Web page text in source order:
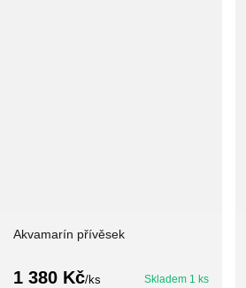
Akvamarín přívěsek
1 380 Kč/ks Skladem 1 ks